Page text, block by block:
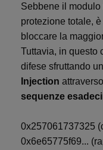
Sebbene il
protezione totale,
bloccare la
Tuttavia, in questo
difese sfruttando
Injection
sequenze
0x257061737325
0x6e65775f69...